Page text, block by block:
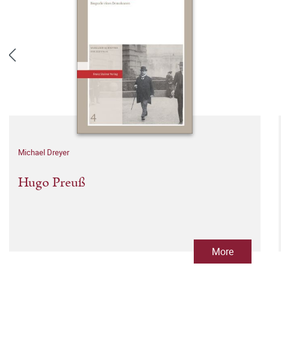
Michael Dreyer
Hugo Preuß
More